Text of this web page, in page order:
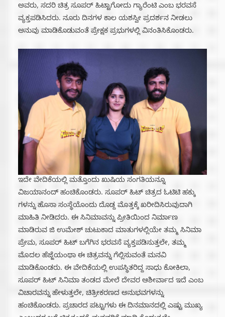
ಅವರು, ಸದರಿ ಚಿತ್ರ ಸೂಪರ್ ಹಿಟ್ಟಾಗೋದು ಗ್ಯಾರೆಂಟಿ ಎಂಬ ಭರವಸೆ
ವ್ಯಕ್ತಪಡಿಸಿದರು. ನೂರು ದಿನಗಳ ಕಾಲ ಯಶಸ್ವೀ ಪ್ರದರ್ಶನ ನೀಡಲು
ಅನುವು ಮಾಡಿಕೊಡುವಂತೆ ಪ್ರೇಕ್ಷಕ ಪ್ರಭುಗಳಲ್ಲಿ ವಿನಂತಿಸಿಕೊಂಡರು.
ಇದೇ ವೇದಿಕೆಯಲ್ಲಿ ಮತ್ತೊಂದು ಖುಷಿಯ ಸಂಗತಿಯನ್ನೂ
ವಿಜಯಾನಂದ್ ಹಂಚಿಕೊಂಡರು. ಸೂಪರ್ ಹಿಟ್ ಚಿತ್ರದ ಓಟಿಟಿ ಹಕ್ಕು
ಗಳನ್ನು ಹೊಸಾ ಸಂಸ್ಥೆಯೊಂದು ದೊಡ್ದ ಮೊತ್ತಕ್ಕೆ ಖರೀದಿಸಿರುವುದಾಗಿ
ಮಾಹಿತಿ ನೀಡಿದರು. ಈ ಸಿನಿಮಾವನ್ನು ಪ್ರೀತಿಯಿಂದ ನಿರ್ಮಾಣ
ಮಾಡಿರುವ ಜಿ ಉಮೇಶ್ ಚುಟುಕಾದ ಮಾತುಗಳಲ್ಲಿಯೇ ತಮ್ಮ ಸಿನಿಮಾ
ಪ್ರೇಮ, ಸೂಪರ್ ಹಿಟ್ ಬಗೆಗಿನ ಭರವಸೆ ವ್ಯಕ್ತಪಡಿಸುತ್ತಲೇ, ತಮ್ಮ
ಮೊದಲ ಹೆಜ್ಜೆಯಂಥಾ ಈ ಚಿತ್ರವನ್ನು ಗೆಲ್ಲಿಸುವಂತೆ ಮನವಿ
ಮಾಡಿಕೊಂಡರು. ಈ ವೇದಿಕೆಯಲ್ಲಿ ಉಪಸ್ಥಿತರಿದ್ದ ಸಾಧು ಕೋಕಿಲಾ,
ಸೂಪರ್ ಹಿಟ್ ಸಿನಿಮಾ ತಂಡದ ಮೇಲೆ ದೇವರ ಆಶೀರ್ವಾದ ಇದೆ ಎಂಬ
ವಿಚಾರವನ್ನು ಹೇಳುತ್ತಲೇ, ಚಿತ್ರೀಕರಣದ ಅನುಭವಗಳನ್ನು
ಹಂಚಿಕೊಂಡರು. ಪ್ರಚಾರದ ಪಟ್ಟುಗಳು ಈ ದಿನಮಾನದಲ್ಲಿ ಎಷ್ಟು ಮುಖ್ಯ